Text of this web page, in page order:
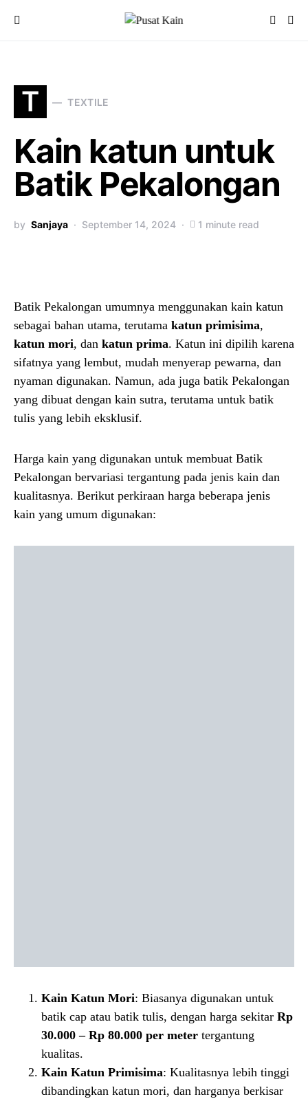
T TEXTILE
Kain katun untuk
Batik Pekalongan
by Sanjaya September 14, 2024 1 minute read
Batik Pekalongan umumnya menggunakan kain katun
sebagai bahan utama, terutama katun primisima,
katun mori, dan katun prima. Katun ini dipilih karena
sifatnya yang lembut, mudah menyerap pewarna, dan
nyaman digunakan. Namun, ada juga batik Pekalongan
yang dibuat dengan kain sutra, terutama untuk batik
tulis yang lebih eksklusif.
Harga kain yang digunakan untuk membuat Batik
Pekalongan bervariasi tergantung pada jenis kain dan
kualitasnya. Berikut perkiraan harga beberapa jenis
kain yang umum digunakan:
Kain Katun Mori: Biasanya digunakan untuk
batik cap atau batik tulis, dengan harga sekitar Rp
30.000 – Rp 80.000 per meter tergantung
kualitas.
Kain Katun Primisima: Kualitasnya lebih tinggi
dibandingkan katun mori, dan harganya berkisar